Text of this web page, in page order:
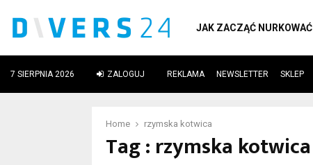
JAK ZACZĄĆ NURKOWAĆ
7 SIERPNIA 2026 ZALOGUJ REKLAMA NEWSLETTER SKLEP
Home rzymska kotwica
Tag : rzymska kotwica